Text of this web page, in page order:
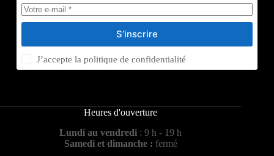
S’inscrire
J’accepte lapolitique de confidentialité
Heures d'ouverture
Lundi au vendredi : 9 h - 19 h
Samedi et dimanche : fermé